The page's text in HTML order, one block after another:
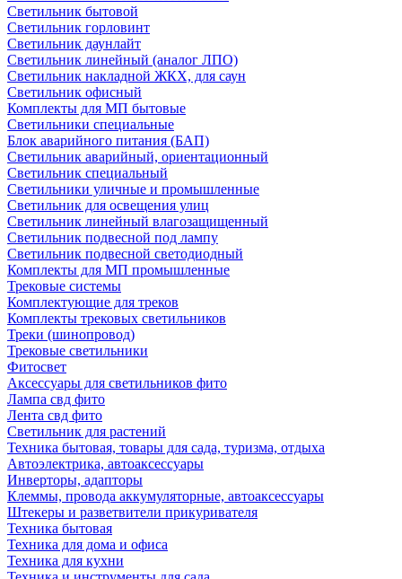
Светильник бытовой
Светильник горловинт
Светильник даунлайт
Светильник линейный (аналог ЛПО)
Светильник накладной ЖКХ, для саун
Светильник офисный
Комплекты для МП бытовые
Светильники специальные
Блок аварийного питания (БАП)
Светильник аварийный, ориентационный
Светильник специальный
Светильники уличные и промышленные
Светильник для освещения улиц
Светильник линейный влагозащищенный
Светильник подвесной под лампу
Светильник подвесной светодиодный
Комплекты для МП промышленные
Трековые системы
Комплектующие для треков
Комплекты трековых светильников
Треки (шинопровод)
Трековые светильники
Фитосвет
Аксессуары для светильников фито
Лампа свд фито
Лента свд фито
Светильник для растений
Техника бытовая, товары для сада, туризма, отдыха
Автоэлектрика, автоаксессуары
Инверторы, адапторы
Клеммы, провода аккумуляторные, автоаксессуары
Штекеры и разветвители прикуривателя
Техника бытовая
Техника для дома и офиса
Техника для кухни